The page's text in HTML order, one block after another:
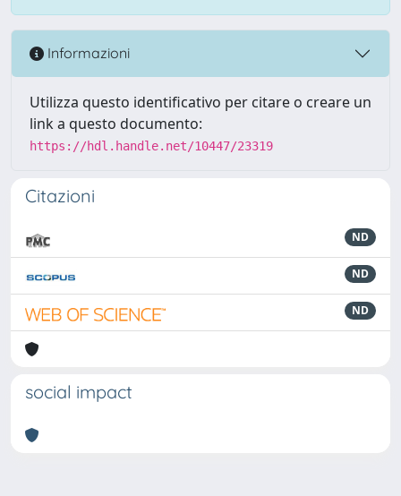
Informazioni
Utilizza questo identificativo per citare o creare un
link a questo documento:
https://hdl.handle.net/10447/23319
Citazioni
ND
ND
ND
social impact